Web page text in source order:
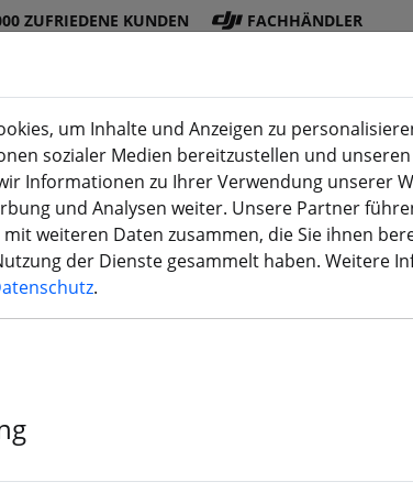
ZUFRIEDENE KUNDEN FACHHÄNDLER
Akku
s
Propelle
r
Zubehö
r
3D
Druck
um Inhalte und Anzeigen zu
sozialer Medien bereitzustellen und unseren
Informationen zu Ihrer Verwendung unserer
und Analysen weiter. Unsere Partner
weiteren Daten zusammen, die Sie ihnen
der Dienste gesammelt haben. Weitere
.